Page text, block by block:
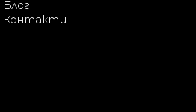
Блог
Контакти